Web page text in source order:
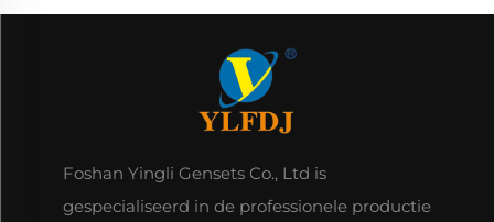
Foshan Yingli Gensets Co., Ltd is
gespecialiseerd in de professionele productie